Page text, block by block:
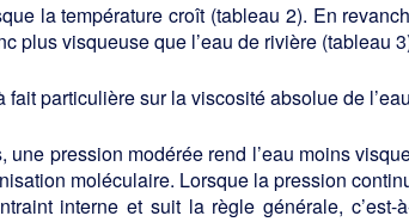
la température croît (tableau 2). En
plus visqueuse que l’eau de rivière (tableau
fait particulière sur la viscosité absolue de
pression modérée rend l’eau moins
moléculaire. Lorsque la pression
interne et suit la règle générale,